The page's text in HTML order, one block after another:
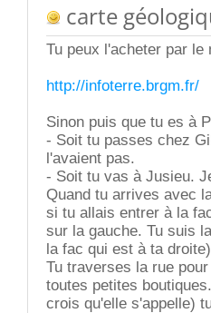
carte
Tu peux l'acheter par
http://infoterre.brgm.fr/
Sinon puis que tu es à
- Soit tu passes chez
l'avaient pas.
- Soit tu vas à Jusieu.
Quand tu arrives avec
si tu allais entrer à la
sur la gauche. Tu suis
la fac qui est à ta
Tu traverses la rue
toutes petites
crois qu'elle s'appelle)